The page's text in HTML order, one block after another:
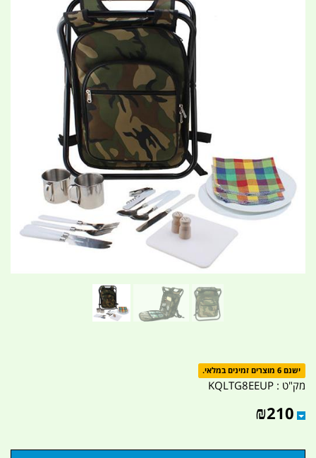
ישנם 6 מוצרים זמינים במלאי.
מק"ט : KQLTG8EEUP
₪210